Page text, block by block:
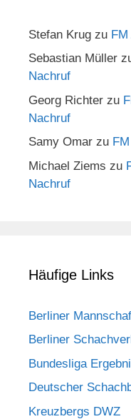
Stefan Krug zu
Sebastian Müller
Nachruf
Georg Richter zu
Nachruf
Samy Omar zu
Michael Ziems zu
Nachruf
Häufige Links
Berliner
Berliner
Bundesliga
Deutscher
Kreuzbergs DWZ